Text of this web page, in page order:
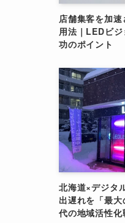
店舗集客を加
用法｜LEDビ
功のポイント
北海道×デジタ
出遅れを「最
代の地域活性化